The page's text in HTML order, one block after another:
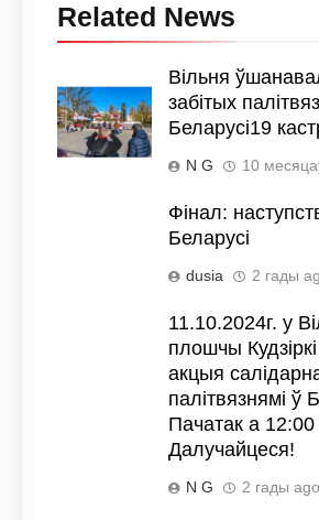
Related News
Вільня
забітых
Беларусі19
N G 10
Фiнал:
Беларусі
dusia 2 гады
11.10.2024г. у
плошчы
акцыя
палітвязнямі ў
Пачатак а 12:00
Далучайцеся!
N G 2 гады ago